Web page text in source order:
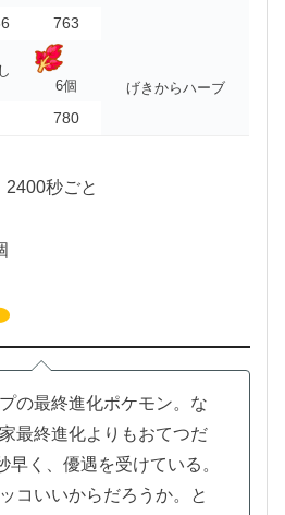
763
6個
げきからハーブ
780
2400秒ごと
の最終進化ポケモン。な
最終進化よりもおてつだ
早く、優遇を受けている。
コいいからだろうか。と